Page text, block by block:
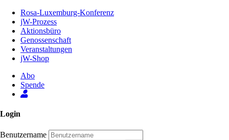
Inhalt
Seite
Rosa-Luxemburg-Konferenz
jW-Prozess
Aktionsbüro
Genossenschaft
Veranstaltungen
jW-Shop
Abo
Spende
Login
Benutzername